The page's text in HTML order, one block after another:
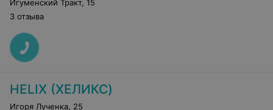
Игуменский Тракт, 15
3 отзыва
HELIX (ХЕЛИКС)
Игоря Лученка 25